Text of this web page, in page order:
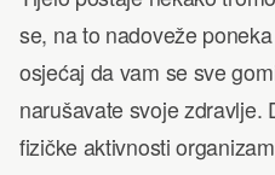
se, na to nadoveže
osjećaj da vam se sve
narušavate svoje zdravlje.
fizičke aktivnosti